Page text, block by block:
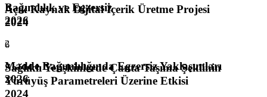
Açık Kaynak Dijital İçerik Üretme Projesi
2024
6
Sağlıklı Yetişkinlerde Çanta Taşıma Şeklinin
Yürüyüş Parametreleri Üzerine Etkisi
2024
Bağımlılık ve Egzersiz
2026
2
Madde Bağımlılığında Egzersiz Yaklaşımları
2026